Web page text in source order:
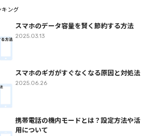
キング
スマホのデータ容量を賢く節約する方法
2025.03.13
スマホのギガがすぐなくなる原因と対処法
2025.06.26
携帯電話の機内モードとは？設定方法や活
用について